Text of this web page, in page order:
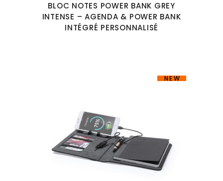
BLOC NOTES POWER BANK GREY
INTENSE – AGENDA & POWER BANK
INTÉGRÉ PERSONNALISÉ
NEW